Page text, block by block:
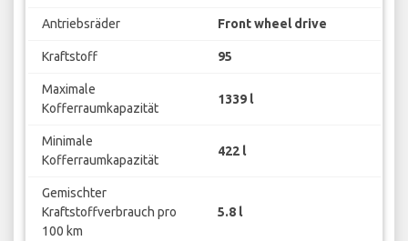
Antriebsräder Front wheel drive
Kraftstoff 95
Maximale
Kofferraumkapazität
1339 l
Minimale
Kofferraumkapazität
422 l
Gemischter
Kraftstoffverbrauch pro
100 km
5.8 l